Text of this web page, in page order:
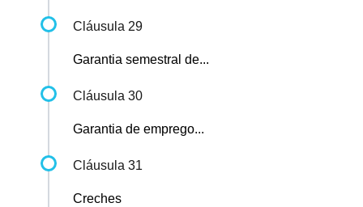
Cláusula 29
Garantia semestral de...
Cláusula 30
Garantia de emprego...
Cláusula 31
Creches